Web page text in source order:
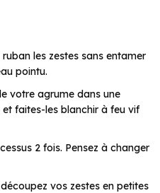
les zestes sans entamer
pointu.
votre agrume dans une
et faites-les blanchir à feu vif
2 fois. Pensez à changer
vos zestes en petites